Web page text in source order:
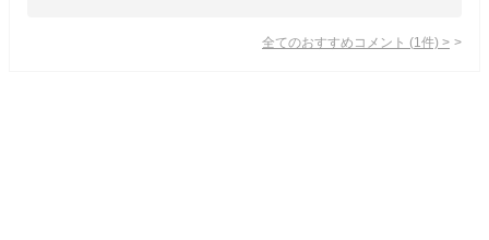
全てのおすすめコメント (1 件) >